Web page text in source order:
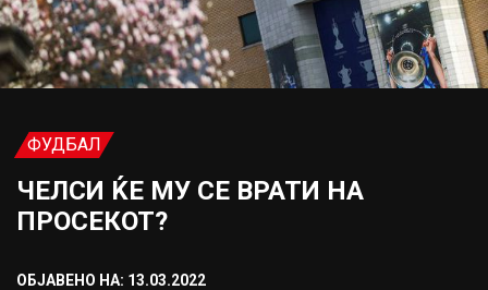
ФУДБАЛ
ЧЕЛСИ ЌЕ МУ СЕ ВРАТИ НА
ПРОСЕКОТ?
ОБЈАВЕНО НА: 13.03.2022